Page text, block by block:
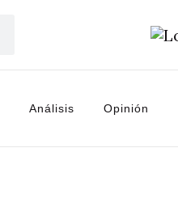
Análisis Opinión